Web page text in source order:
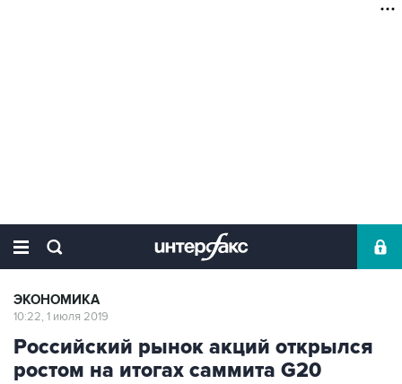
ЭКОНОМИКА
10:22, 1 июля 2019
Российский рынок акций открылся
ростом на итогах саммита G20